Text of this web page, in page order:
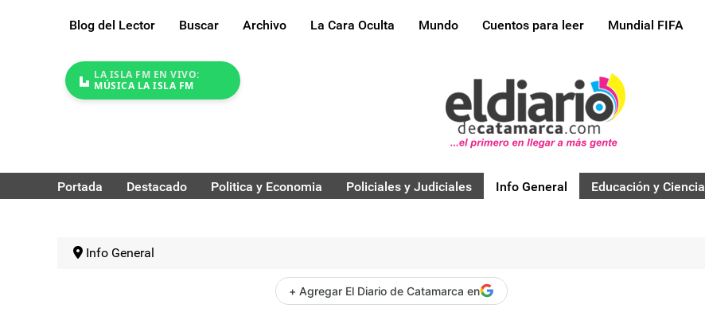
Blog del Lector Buscar Archivo La Cara Oculta Mundo Cuentos para leer Mundial FIFA
LA ISLA FM EN VIVO:
MÚSICA LA ISLA FM
Portada Destacado Politica y Economia Policiales y Judiciales Info General Educación y Ciencia
Info General
+ Agregar El Diario de Catamarca en